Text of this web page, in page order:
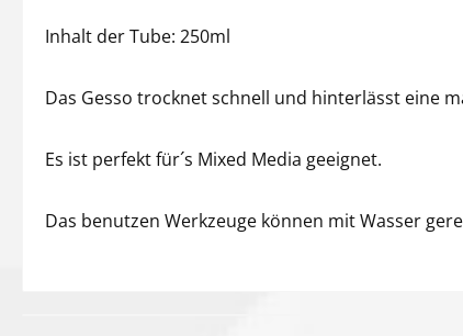
Inhalt der Tube: 250ml
Das Gesso trocknet schnell und hinterlässt eine
Es ist perfekt für´s Mixed Media geeignet.
Das benutzen Werkzeuge können mit Wasser